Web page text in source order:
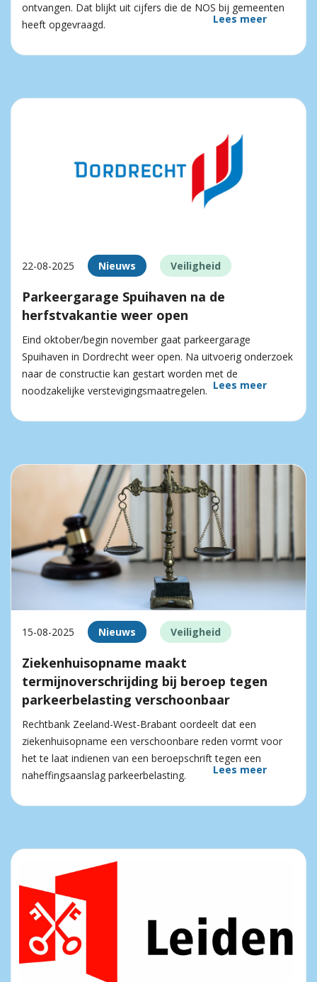
ontvangen. Dat blijkt uit cijfers die de NOS bij gemeenten
heeft opgevraagd.
Lees meer
22-08-2025 Nieuws Veiligheid
Parkeergarage Spuihaven na de
herfstvakantie weer open
Eind oktober/begin november gaat parkeergarage
Spuihaven in Dordrecht weer open. Na uitvoerig onderzoek
naar de constructie kan gestart worden met de
noodzakelijke verstevigingsmaatregelen. Lees meer
15-08-2025 Nieuws Veiligheid
Ziekenhuisopname maakt
termijnoverschrijding bij beroep tegen
parkeerbelasting verschoonbaar
Rechtbank Zeeland-West-Brabant oordeelt dat een
ziekenhuisopname een verschoonbare reden vormt voor
het te laat indienen van een beroepschrift tegen een
naheffingsaanslag parkeerbelasting.
Lees meer